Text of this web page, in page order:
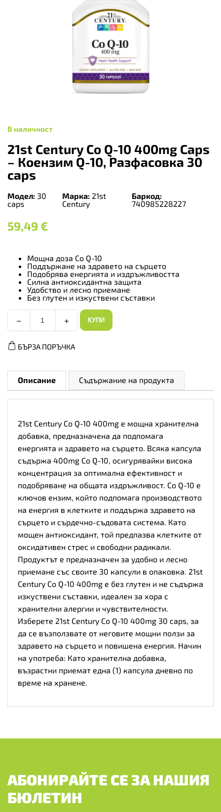
В наличност
21st Century Co Q-10 400mg Caps
– Коензим Q-10, Разфасовка 30
caps
Модел: 30
caps
Марка:21st
Century
Баркод:
740985228227
59,49 €
Мощна доза Co Q-10
Поддържане на здравето на сърцето
Подобрява енергията и издръжливостта
Силна антиоксидантна защита
Удобство и лесно приемане
Без глутен и изкуствени съставки
−
21st
Century
Q-
Caps
-
Коензим
10,
caps
количество
+ КУПИ
БЪРЗА ПОРЪЧКА
Описание Съдържание на продукта
21st Century Co Q-10 400mg е мощна хранителна
добавка, предназначена да подпомага
енергията и здравето на сърцето. Всяка капсула
съдържа 400mg Co Q-10, осигурявайки висока
концентрация за оптимална ефективност и
подобряване на общата издръжливост. Co Q-10 е
ключов ензим, който подпомага производството
на енергия в клетките и поддържа здравето на
сърцето и сърдечно-съдовата система. Като
мощен антиоксидант, той предпазва клетките от
оксидативен стрес и свободни радикали.
Продуктът е предназначен за удобно и лесно
приемане със своите 30 капсули в опаковка. 21st
Century Co Q-10 400mg е без глутен и не съдържа
изкуствени съставки, идеален за хора с
хранителни алергии и чувствителности.
Изберете 21st Century Co Q-10 400mg 30 caps, за
да се възползвате от неговите мощни ползи за
здравето на сърцето и повишена енергия. Начин
на употреба: Като хранителна добавка,
възрастни приемат една (1) капсула дневно по
време на хранене.
АБОНИРАЙТЕ СЕ ЗА НАШИЯ
БЮЛЕТИН